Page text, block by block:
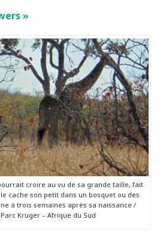
»
croire au vu de sa grande taille, fait
cache son petit dans un bosquet ou des
à trois semaines après sa naissance /
Kruger – Afrique du Sud